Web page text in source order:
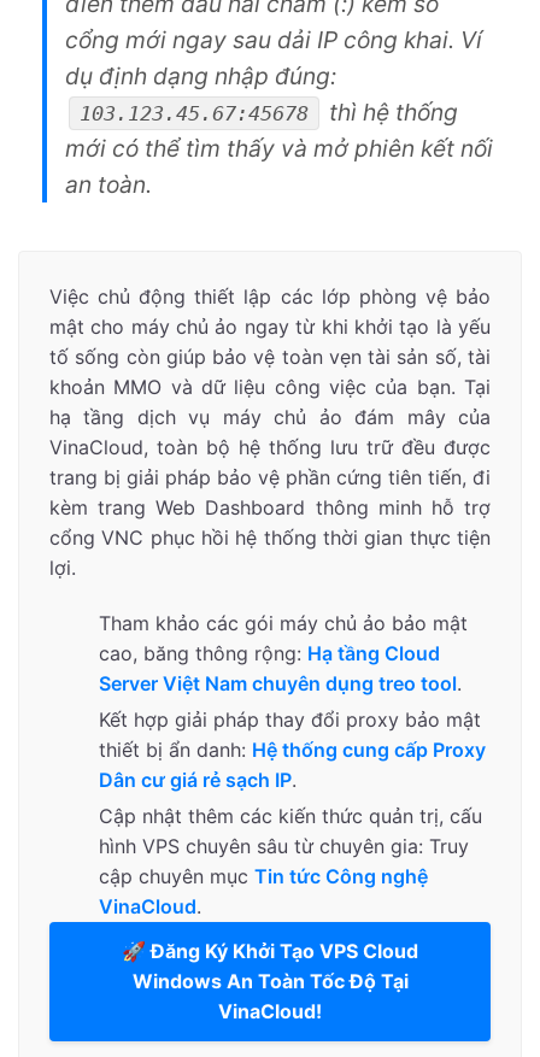
cổng mới ngay sau dải IP công khai. Ví
dụ định dạng nhập đúng:
103.123.45.67:45678
thì hệ thống
mới có thể tìm thấy và mở phiên kết nối
an toàn.
Việc chủ động thiết lập các lớp phòng vệ bảo
mật cho máy chủ ảo ngay từ khi khởi tạo là yếu
tố sống còn giúp bảo vệ toàn vẹn tài sản số, tài
khoản MMO và dữ liệu công việc của bạn. Tại
hạ tầng dịch vụ máy chủ ảo đám mây của
VinaCloud, toàn bộ hệ thống lưu trữ đều được
trang bị giải pháp bảo vệ phần cứng tiên tiến, đi
kèm trang Web Dashboard thông minh hỗ trợ
cổng VNC phục hồi hệ thống thời gian thực tiện
lợi.
Tham khảo các gói máy chủ ảo bảo mật
cao, băng thông rộng: Hạ tầng Cloud
Server Việt Nam chuyên dụng treo tool.
Kết hợp giải pháp thay đổi proxy bảo mật
thiết bị ẩn danh: Hệ thống cung cấp Proxy
Dân cư giá rẻ sạch IP.
Cập nhật thêm các kiến thức quản trị, cấu
hình VPS chuyên sâu từ chuyên gia: Truy
cập chuyên mục Tin tức Công nghệ
VinaCloud.
🚀 Đăng Ký Khởi Tạo VPS Cloud
Windows An Toàn Tốc Độ Tại
VinaCloud!